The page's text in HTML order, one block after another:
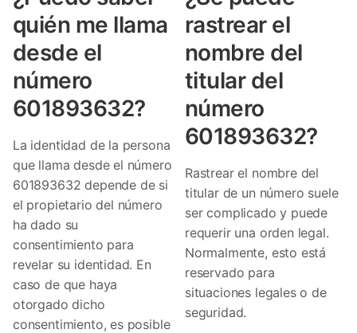
quién me llama
desde el
número
601893632?
La identidad de la persona
que llama desde el número
601893632 depende de si
el propietario del número
ha dado su
consentimiento para
revelar su identidad. En
caso de que haya
otorgado dicho
consentimiento, es posible
rastrear el
nombre del
titular del
número
601893632?
Rastrear el nombre del
titular de un número suele
ser complicado y puede
requerir una orden legal.
Normalmente, esto está
reservado para
situaciones legales o de
seguridad.